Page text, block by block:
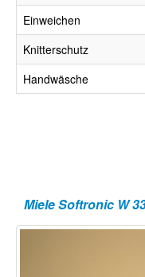
Einweichen
Knitterschutz
Handwäsche
Miele Softronic W